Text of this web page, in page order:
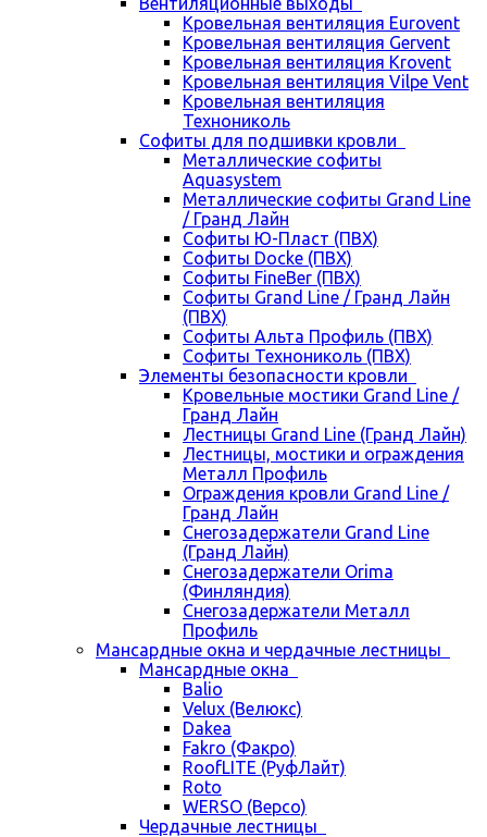
Кровельная вентиляция Eurovent
Кровельная вентиляция Gervent
Кровельная вентиляция Krovent
Кровельная вентиляция Vilpe Vent
Кровельная вентиляция
Технониколь
Cофиты для подшивки кровли
Металлические софиты
Aquasystem
Металлические софиты Grand Line
/ Гранд Лайн
Софиты Ю-Пласт (ПВХ)
Софиты Docke (ПВХ)
Софиты FineBer (ПВХ)
Софиты Grand Line / Гранд Лайн
(ПВХ)
Софиты Альта Профиль (ПВХ)
Софиты Технониколь (ПВХ)
Элементы безопасности кровли
Кровельные мостики Grand Line /
Гранд Лайн
Лестницы Grand Line (Гранд Лайн)
Лестницы, мостики и ограждения
Металл Профиль
Ограждения кровли Grand Line /
Гранд Лайн
Снегозадержатели Grand Line
(Гранд Лайн)
Снегозадержатели Orima
(Финляндия)
Снегозадержатели Металл
Профиль
Мансардные окна и чердачные лестницы
Мансардные окна
Balio
Velux (Велюкс)
Dakea
Fakro (Факро)
RoofLITE (РуфЛайт)
Roto
WERSO (Версо)
Чердачные лестницы